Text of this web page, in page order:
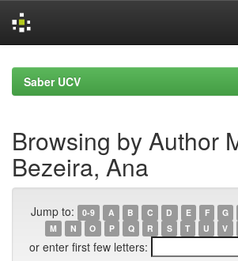
navigationSaber UCV
Browsing by Author
Bezeira, Ana
Jump to: 0-9 A B C D E F G
M
N O P Q R S T U V
or enter first few letters: